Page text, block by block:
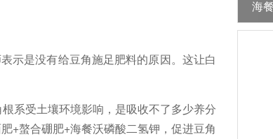
示是没有给豆角施足肥料的原因。这让白
系受土壤环境影响，是吸收不了多少养分
+螯合硼肥+海餐沃磷酸二氢钾，促进豆角